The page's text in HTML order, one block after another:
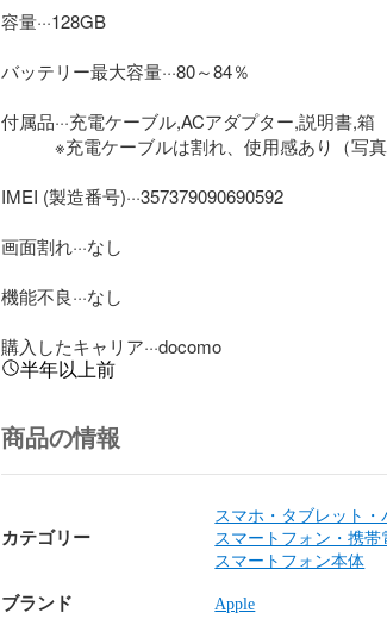
容量···128GB
バッテリー最大容量···80～84％
付属品···充電ケーブル,ACアダプター,説明書,箱
※充電ケーブルは割れ、使用感あり（写真9
IMEI (製造番号)···357379090690592
画面割れ···なし
機能不良···なし
購入したキャリア···docomo
半年以上前
商品の情報
カテゴリー
スマホ・タブレット・
スマートフォン・携帯
スマートフォン本体
ブランド Apple